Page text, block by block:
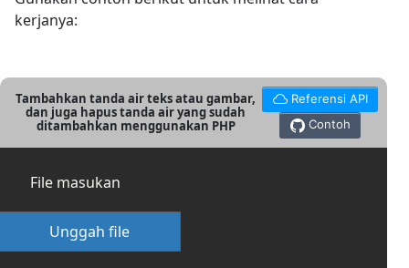
kerjanya:
Tambahkan tanda air teks atau gambar,
dan juga hapus tanda air yang sudah
ditambahkan menggunakan PHP
Referensi API
Contoh
File masukan
Unggah file